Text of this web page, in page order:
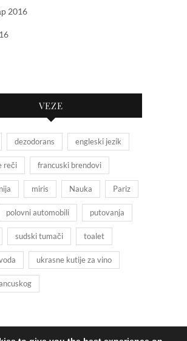
2016
VEZE
dezodorans engleski jezik
reči francuski brendovi
miris Nauka Pariz
polovni automobili putovanja
sudski tumači toalet
ukrasne kutije za vino